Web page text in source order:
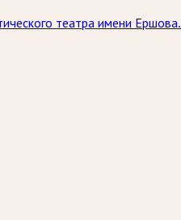
театра имени Ершова.